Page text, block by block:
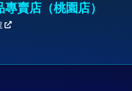
賣店（桃園店）